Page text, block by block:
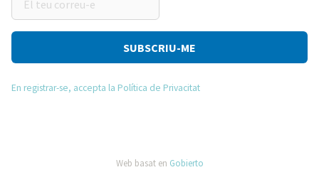
teu
correu-
En registrar-se, accepta la Política de Privacitat
Web basat en Gobierto